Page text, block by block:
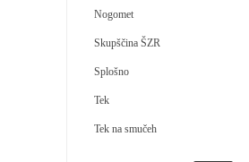
Nogomet
Skupščina ŠZR
Splošno
Tek
Tek na smučeh